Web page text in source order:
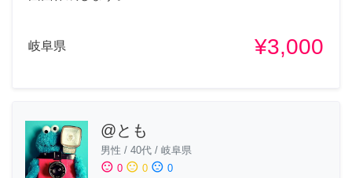
岐阜県 ¥3,000
@とも
男性 / 40代 / 岐阜県
sentiment_satisfied 0 sentiment_neutral 0 sentiment_dissatisfied 0